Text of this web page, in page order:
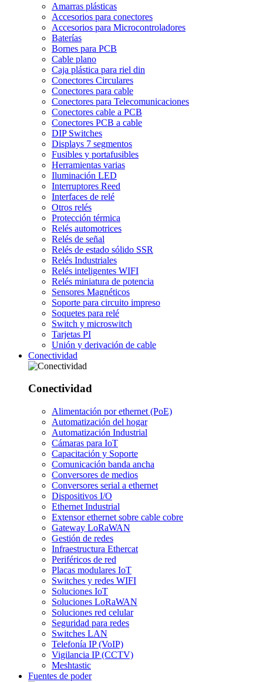
Amarras plásticas
Accesorios para conectores
Accesorios para Microcontroladores
Baterías
Bornes para PCB
Cable plano
Caja plástica para riel din
Conectores Circulares
Conectores para cable
Conectores para Telecomunicaciones
Conectores cable a PCB
Conectores PCB a cable
DIP Switches
Displays 7 segmentos
Fusibles y portafusibles
Herramientas varias
Iluminación LED
Interruptores Reed
Interfaces de relé
Otros relés
Protección térmica
Relés automotrices
Relés de señal
Relés de estado sólido SSR
Relés Industriales
Relés inteligentes WIFI
Relés miniatura de potencia
Sensores Magnéticos
Soporte para circuito impreso
Soquetes para relé
Switch y microswitch
Tarjetas PI
Unión y derivación de cable
Conectividad
Conectividad
Alimentación por ethernet (PoE)
Automatización del hogar
Automatización Industrial
Cámaras para IoT
Capacitación y Soporte
Comunicación banda ancha
Conversores de medios
Conversores serial a ethernet
Dispositivos I/O
Ethernet Industrial
Extensor ethernet sobre cable cobre
Gateway LoRaWAN
Gestión de redes
Infraestructura Ethercat
Periféricos de red
Placas modulares IoT
Switches y redes WIFI
Soluciones IoT
Soluciones LoRaWAN
Soluciones red celular
Seguridad para redes
Switches LAN
Telefonía IP (VoIP)
Vigilancia IP (CCTV)
Meshtastic
Fuentes de poder